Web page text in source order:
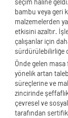
seçim haline
bambu veya geri
malzemelerden
etkisini azaltır.
çalışanlar için
sürdürülebilirliğe
Önde gelen
yönelik artan
süreçlerine ve
zincirinde
çevresel ve
tarafından